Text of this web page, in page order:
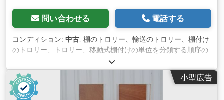
問い合わせる 電話する
コンディション: 中古, 棚のトロリー、輸送のトロリー、棚付け
のトロリー、トロリー、移動式棚付けの単位を分類する順序の
ピッキング トロリー -棚台車：6段式。ライティングトレイ、
ファイリングボード Dwjdpfxstlzfks Apcea -3段：木製インサ
ート付き -シャーシ：4回転キャスター、ブレーキ付き -総寸
法：1260/430/H2110 mm -重量：93 kg
小型広告